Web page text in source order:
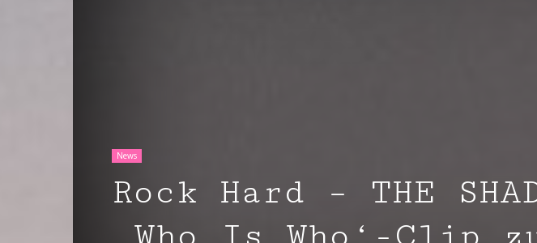
News
Rock Hard – THE